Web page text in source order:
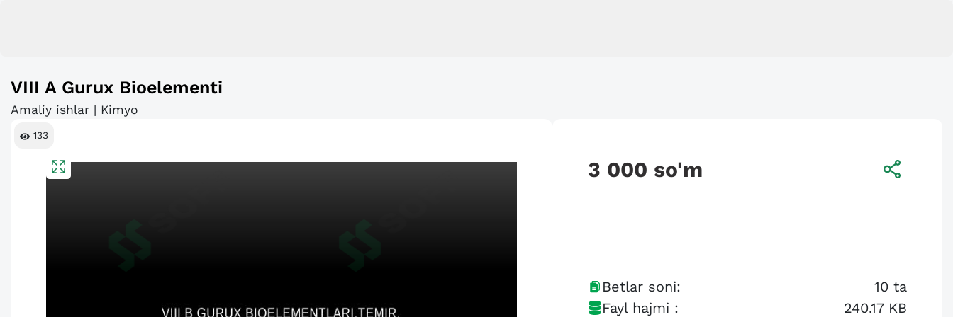
VIII A Gurux Bioelementi
Amaliy ishlar | Kimyo
133
3 000 so'm
Betlar soni: 10 ta
Fayl hajmi :
240.17 KB